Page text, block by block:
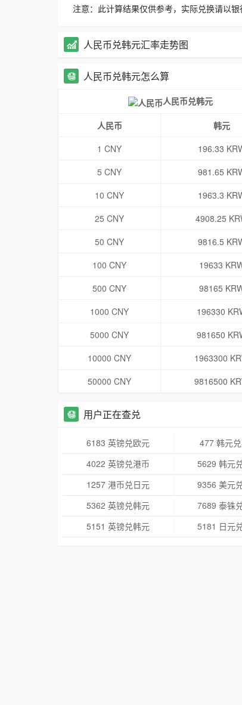
注意：此计算结果仅供参考，实际兑换请以银
人民币兑韩元汇率走势图
人民币兑韩元怎么算
人民币兑韩元
人民币 韩元
1 CNY
196.33
5 CNY
981.65
10 CNY
1963.3
25 CNY
4908.25
50 CNY
9816.5
100 CNY
19633
500 CNY
98165
1000 CNY
196330
5000 CNY
981650
10000 CNY
1963300
50000 CNY
9816500
用户正在查兑
6183 英镑兑欧元 477 韩元
4022 英镑兑港币
5629 韩元
1257 港币兑日元
9356 美元
5362 英镑兑韩元
7689 泰铢
5151 英镑兑韩元
5181 日元